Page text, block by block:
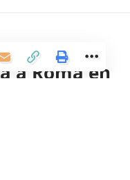
a Roma en